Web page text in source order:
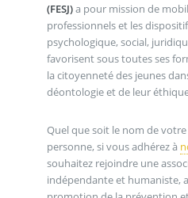
(FESJ)a pour mission de
professionnels et les
psychologique, social,
favorisent sous toutes ses
la citoyenneté des jeunes
déontologie et de leur
Quel que soit le nom de
personne, si vous adhérez à
souhaitez rejoindre une
indépendante et humaniste,